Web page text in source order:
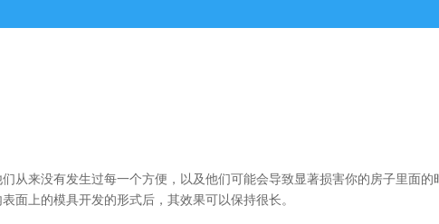
从来没有发生过每一个方便，以及他们可能会导致显著损害你的房子里面的
面上的模具开发的形式后，其效果可以保持很长。